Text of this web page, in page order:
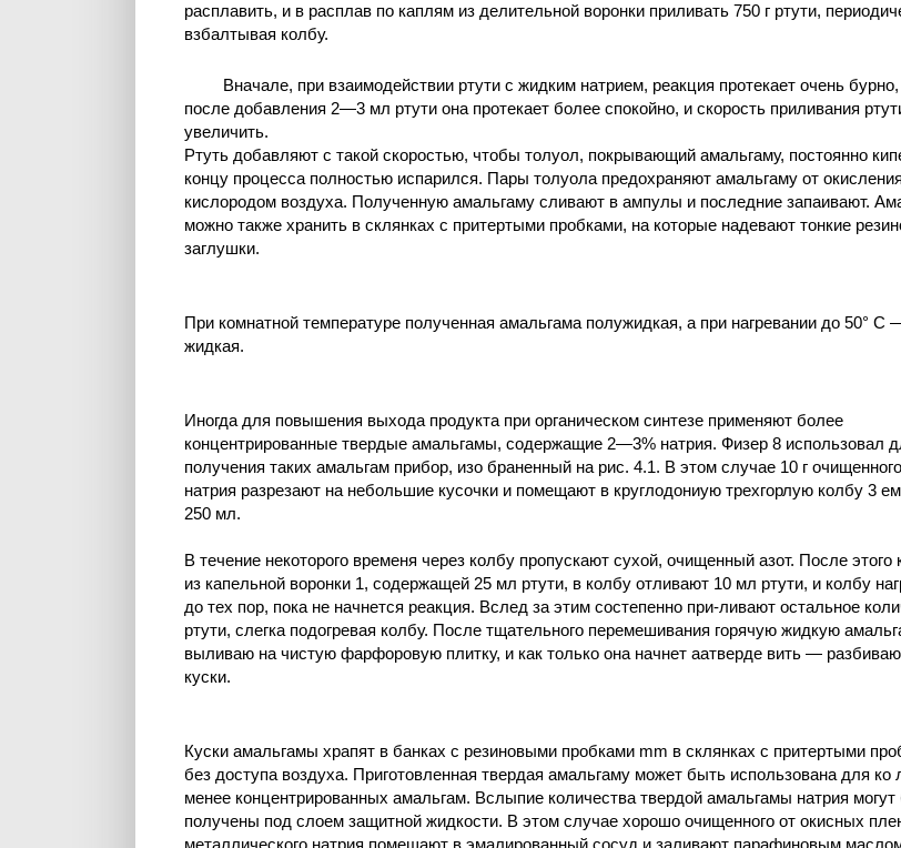
расплавить, и в расплав по каплям из делительной воронки приливать 750 г ртути,
взбалтывая колбу.
Вначале, при взаимодействии ртути с жидким натрием, реакция протекает очень
после добавления 2—3 мл ртути она протекает более спокойно, и скорость приливания
увеличить.
Ртуть добавляют с такой скоростью, чтобы толуол, покрывающий амальгаму, постоянно
концу процесса полностью испарился. Пары толуола предохраняют амальгаму от окисления
кислородом воздуха. Полученную амальгаму сливают в ампулы и последние запаивают.
можно также хранить в склянках с притертыми пробками, на которые надевают тонкие
заглушки.
При комнатной температуре полученная амальгама полужидкая, а при нагревании до 50° С
жидкая.
Иногда для повышения выхода продукта при органическом синтезе применяют более
концентрированные твердые амальгамы, содержащие 2—3% натрия. Физер 8 использовал
получения таких амальгам прибор, изо браненный на рис. 4.1. В этом случае 10 г
натрия разрезают на небольшие кусочки и помещают в круглодониую трехгорлую колбу 3
250 мл.
В течение некоторого временя через колбу пропускают сухой, очищенный азот. После этого
из капельной воронки 1, содержащей 25 мл ртути, в колбу отливают 10 мл ртути, и колбу
до тех пор, пока не начнется реакция. Вслед за этим состепенно при-ливают остальное
ртути, слегка подогревая колбу. После тщательного перемешивания горячую жидкую
выливаю на чистую фарфоровую плитку, и как только она начнет аатверде вить —
куски.
Куски амальгамы храпят в банках с резиновыми пробками mm в склянках с притертыми
без доступа воздуха. Приготовленная твердая амальгаму может быть использована для ко
менее концентрированных амальгам. Вслыпие количества твердой амальгамы натрия
получены под слоем защитной жидкости. В этом случае хорошо очищенного от окисных
металлического натрия помещают в эмалированный сосуд и заливают парафиновым